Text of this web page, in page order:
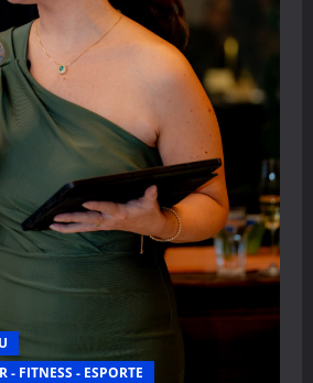
- FITNESS - ESPORTE